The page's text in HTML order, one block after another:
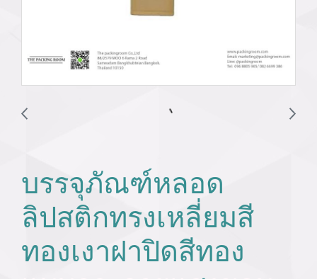
บรรจุภัณฑ์หลอด
ลิปสติกทรงเหลี่ยมสี
ทองเงาฝาปิดสีทอง